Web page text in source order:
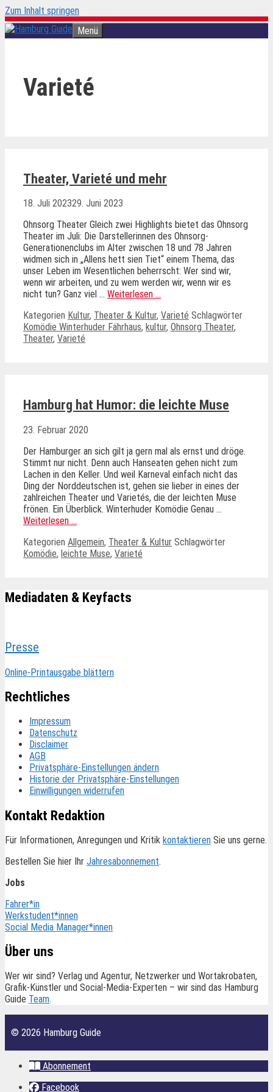
Zum Inhalt springen
Menü
Varieté
Theater, Varieté und mehr
18. Juli 202329. Juni 2023
Ohnsorg Theater Gleich zwei Highlights bietet das Ohnsorg
Theater im Juli: Die Darstellerinnen des Ohnsorg-
Generationenclubs im Alter zwischen 18 und 78 Jahren
widmen sich in „Allens hett sien Tiet“ einem Thema, das
unser Leben im Wesentlichen beherrscht: Wer sind wir,
wenn wir arbeiten, und zu wem werden wir, wenn wir es
nicht tun? Ganz viel … Weiterlesen …
Kategorien Kultur, Theater & Kultur, Varieté Schlagwörter
Komödie Winterhuder Fährhaus, kultur, Ohnsorg Theater,
Theater, Varieté
Hamburg hat Humor: die leichte Muse
23. Februar 2020
Der Hamburger an sich gilt ja gern mal als ernst und dröge.
Stimmt nur nicht. Denn auch Hanseaten gehen nicht zum
Lachen in den Keller. Und weil Karneval einfach nicht das
Ding der Norddeutschen ist, gehen sie lieber in eines der
zahlreichen Theater und Varietés, die der leichten Muse
frönen. Ein Überblick. Winterhuder Komödie Genau …
Weiterlesen …
Kategorien Allgemein, Theater & Kultur Schlagwörter
Komödie, leichte Muse, Varieté
Mediadaten & Keyfacts
Presse
Online-Printausgabe blättern
Rechtliches
Impressum
Datenschutz
Disclaimer
AGB
Privatsphäre-Einstellungen ändern
Historie der Privatsphäre-Einstellungen
Einwilligungen widerrufen
Kontakt Redaktion
Für Informationen, Anregungen und Kritik kontaktieren Sie uns gerne.
Bestellen Sie hier Ihr Jahresabonnement.
Jobs
Fahrer*in
Werkstudent*innen
Social Media Manager*innen
Über uns
Wer wir sind? Verlag und Agentur, Netzwerker und Wortakrobaten,
Grafik-Künstler und Social-Media-Experten – wir sind das Hamburg
Guide Team.
© 2026 Hamburg Guide
Abonnement
Facebook